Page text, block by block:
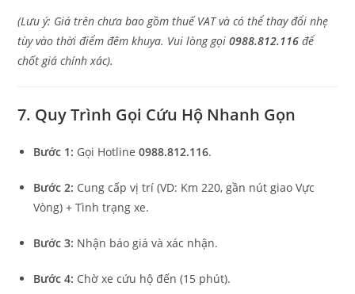
(Lưu ý: Giá trên chưa bao gồm thuế VAT và có thể thay đổi nhẹ
tùy vào thời điểm đêm khuya. Vui lòng gọi0988.812.116 để
chốt giá chính xác).
7. Quy Trình Gọi Cứu Hộ Nhanh Gọn
Bước 1: Gọi Hotline0988.812.116.
Bước 2: Cung cấp vị trí (VD: Km 220, gần nút giao Vực
Vòng) + Tình trạng xe.
Bước 3: Nhận báo giá và xác nhận.
Bước 4: Chờ xe cứu hộ đến (15 phút).